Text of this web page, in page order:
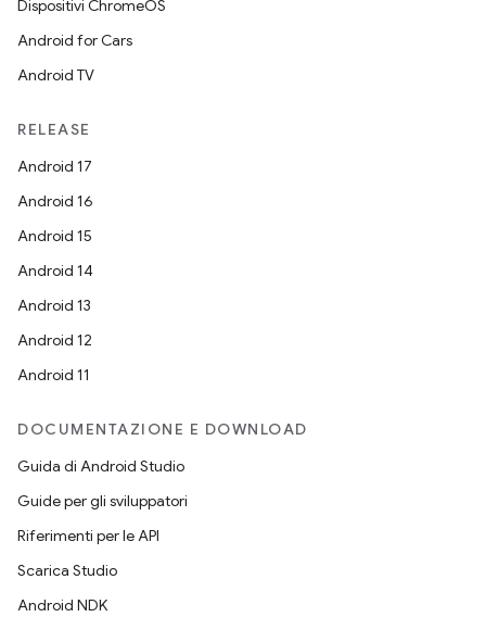
Dispositivi ChromeOS
Android for Cars
Android TV
RELEASE
Android 17
Android 16
Android 15
Android 14
Android 13
Android 12
Android 11
DOCUMENTAZIONE E DOWNLOAD
Guida di Android Studio
Guide per gli sviluppatori
Riferimenti per le API
Scarica Studio
Android NDK